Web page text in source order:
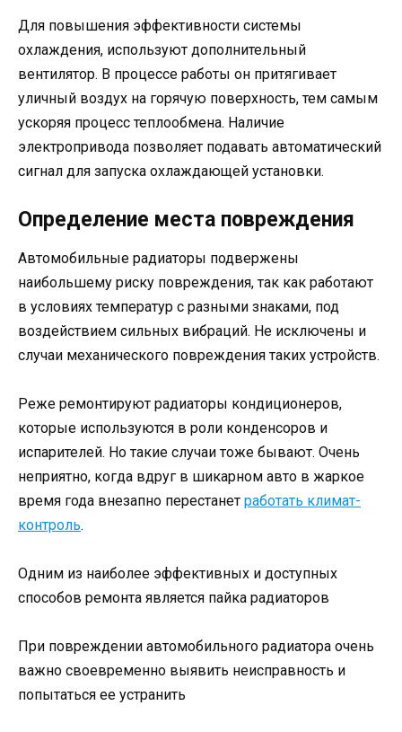
Для повышения эффективности системы
охлаждения, используют дополнительный
вентилятор. В процессе работы он притягивает
уличный воздух на горячую поверхность, тем самым
ускоряя процесс теплообмена. Наличие
электропривода позволяет подавать автоматический
сигнал для запуска охлаждающей установки.
Определение места повреждения
Автомобильные радиаторы подвержены
наибольшему риску повреждения, так как работают
в условиях температур с разными знаками, под
воздействием сильных вибраций. Не исключены и
случаи механического повреждения таких устройств.
Реже ремонтируют радиаторы кондиционеров,
которые используются в роли конденсоров и
испарителей. Но такие случаи тоже бывают. Очень
неприятно, когда вдруг в шикарном авто в жаркое
время года внезапно перестанет работать климат-
контроль.
Одним из наиболее эффективных и доступных
способов ремонта является пайка радиаторов
При повреждении автомобильного радиатора очень
важно своевременно выявить неисправность и
попытаться ее устранить